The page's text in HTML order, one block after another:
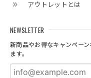
アウトレットとは
NEWSLETTER
新商品やお得なキャンペー
ます。